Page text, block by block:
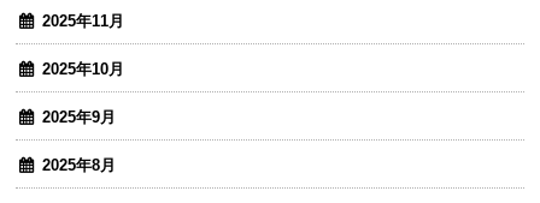
2025年11月
2025年10月
2025年9月
2025年8月